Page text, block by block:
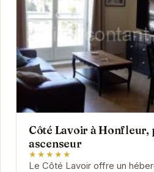
Côté Lavoir à
ascenseur
★★★★★
Le Côté Lavoir offre un